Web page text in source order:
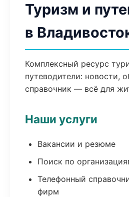
Туризм и
в
Комплексный ресурс
путеводители: новости,
справочник — всё для
Наши услуги
Вакансии и резюме
Поиск по
Телефонный
фирм